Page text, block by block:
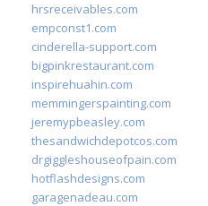
hrsreceivables.com
empconst1.com
cinderella-support.com
bigpinkrestaurant.com
inspirehuahin.com
memmingerspainting.com
jeremypbeasley.com
thesandwichdepotcos.com
drgiggleshouseofpain.com
hotflashdesigns.com
garagenadeau.com